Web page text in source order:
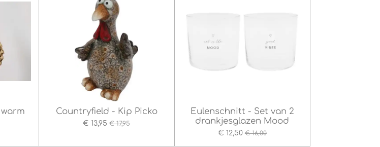
Countryfield - Kip Picko
€ 13,95 € 17,95
Eulenschnitt - Set van 2
drankjesglazen Mood
€ 12,50 € 16,00